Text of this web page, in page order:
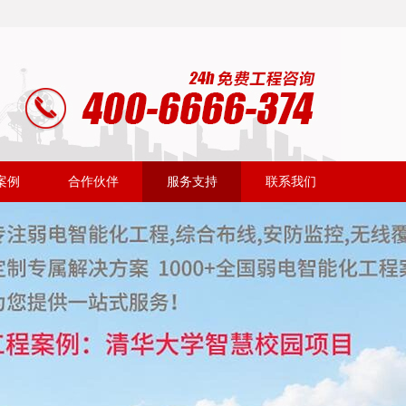
例 合作伙伴 服务支持 联系我们